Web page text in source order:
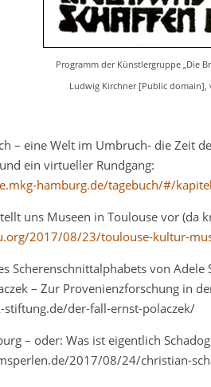
Programm der Künstlergruppe „Die
Ludwig Kirchner [Public domain],
– eine Welt im Umbruch- die Zeit
ein virtueller Rundgang:
hamburg.de/tagebuch/#/
uns Museen in Toulouse vor (da
2017/08/23/toulouse-kultur-
Scherenschnittalphabets von
– Zur Provenienzforschung in
der-fall-ernst-polaczek/
– oder: Was ist eigentlich
2017/08/24/christian-